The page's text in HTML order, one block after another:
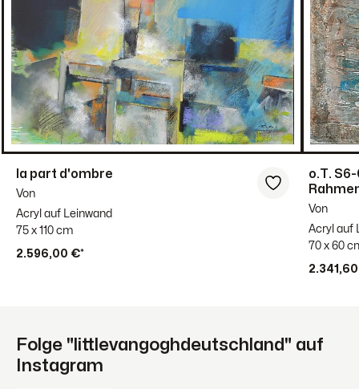
la part d'ombre
Von
Acryl auf Leinwand
75 x 110 cm
2.596,00 €*
o.T.
Von
Acryl auf
70 x 60
Folge "littlevangoghdeutschland" auf
Instagram